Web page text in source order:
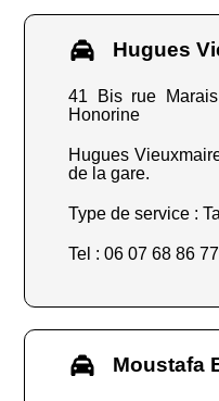
Hugues
41 Bis rue
Honorine
Hugues
de la gare.
Type de service :
Tel : 06 07 68 86 77
Moustafa